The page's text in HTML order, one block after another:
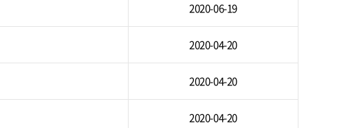
2020-06-19
2020-04-20
2020-04-20
2020-04-20